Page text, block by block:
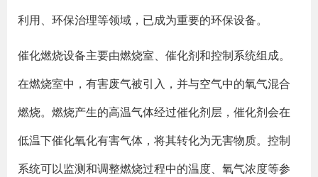
利用、环保治理等领域，已成为重要的环保设备。
催化燃烧设备主要由燃烧室、催化剂和控制系统组成。
在燃烧室中，有害废气被引入，并与空气中的氧气混合
燃烧。燃烧产生的高温气体经过催化剂层，催化剂会在
低温下催化氧化有害气体，将其转化为无害物质。控制
系统可以监测和调整燃烧过程中的温度、氧气浓度等参